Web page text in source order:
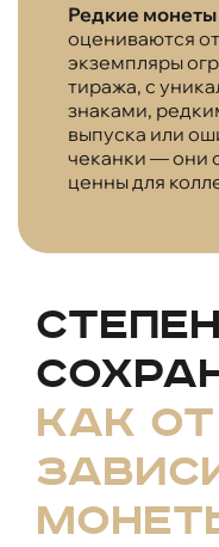
Редкие монеты
оцениваются
экземпляры
тиража, с
знаками,
выпуска или
чеканки — они
ценны для
как